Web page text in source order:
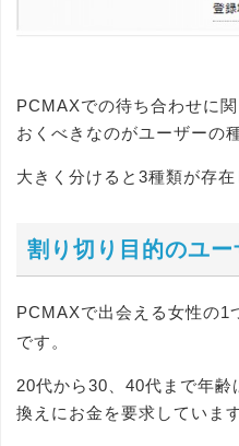
PCMAXでの待ち合わせに
おくべきなのがユーザーの
大きく分けると3種類が存在
割り切り目的のユー
PCMAXで出会える女性の1
です。
20代から30、40代まで年齢
換えにお金を要求しています